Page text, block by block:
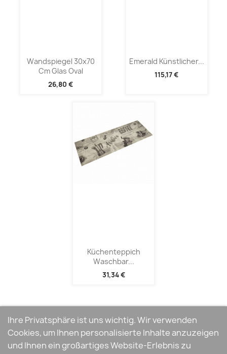
Wandspiegel 30x70
Cm Glas Oval
26,80 €
Emerald Künstlicher...
115,17 €
Küchenteppich
Waschbar...
31,34 €
Ihre Privatsphäre ist uns wichtig. Wir verwenden
Cookies, um Ihnen personalisierte Inhalte anzuzeigen
und Ihnen ein großartiges Website-Erlebnis zu